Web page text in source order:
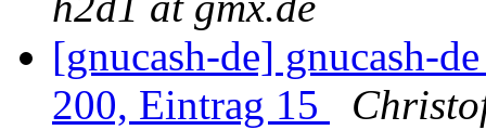
[gnucash-de] gnucash-
200, Eintrag 15